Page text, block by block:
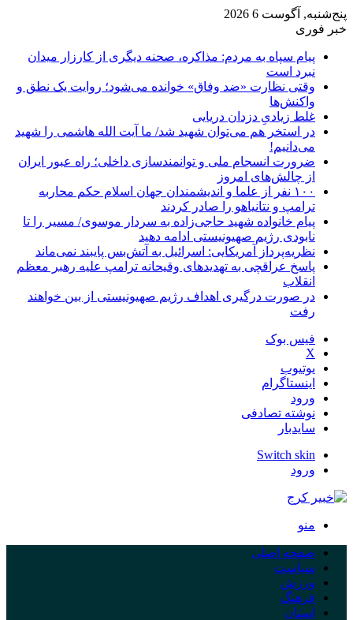
پنج‌شنبه, آگوست 6 2026
خبر فوری
پیام سپاه به مردم: مذاکره، صحنه دیگری از کارزار میدان
نبرد است
وقتی نظارت «ضد وفاق» خوانده می‌شود؛ روایت یک نطق و
واکنش‌ها
غلط زیادیِ دزدان دریایی
در استخر هم می‌توان شهید شد/ ما آیت الله هاشمی را شهید
می‌دانیم!
ضرورت انسجام ملی و توانمندسازی داخلی؛ راه عبور ایران
از چالش‌های امروز
۱۰۰ نفر از علما و اندیشمندان جهان اسلام حکم محاربه
ترامپ و نتانیاهو را صادر کردند
پیام خانواده شهید حاجی‌زاده به سردار موسوی/ مسیر را تا
نابودی رژیم صهیونیستی ادامه دهید
نظریه‌پرداز آمریکایی: اسرائیل به آتش‌بس پایبند نمی‌ماند
پاسخ عراقچی به تهدیدهای وقیحانه ترامپ علیه رهبر معظم
انقلاب
در صورت درگیری اهداف رژیم صهیونیستی از بین خواهند
رفت
فیس بوک
X
یوتیوب
اینستاگرام
ورود
نوشته تصادفی
سایدبار
Switch skin
ورود
منو
صفحه اصلی
سیاست
ورزش
فرهنگ
استان